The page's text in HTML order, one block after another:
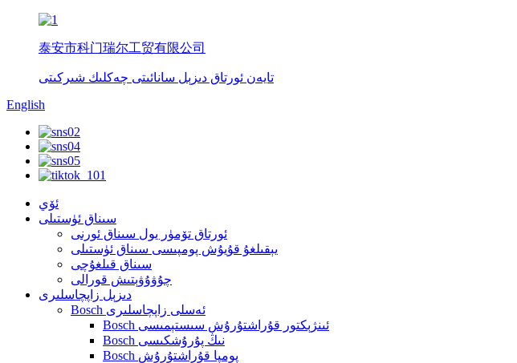
泰安市科门瑞尔工贸有限公司
تايەن ئورتاق دىزېل سانائىتى چەكلىك شىركىتى
English
ئۆي
سىناق ئۈستىلى
ئورتاق تۆمۈر يول سىناق ئورنى
يېقىلغۇ قۇيۇش پومپىسى سىناق ئۈستىلى
سىناق قىلغۇچى
چۇۋۇۋېتىش قورالى
دىزېل زاپچاسلىرى
Bosch ئەسلى زاپچاسلىرى
Bosch ئىنژېكتور قۇراشتۇرۇش سىستېمىسى
Bosch نىڭ پۇرۇشكىسى
Bosch پومپا قۇراشتۇرۇش